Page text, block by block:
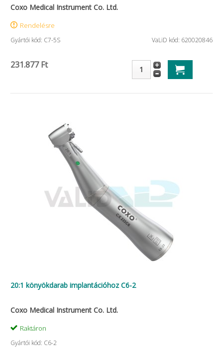
Coxo Medical Instrument Co. Ltd.
Rendelésre
Gyártói kód: C7-5S VaLiD kód: 620020846
231.877 Ft
20:1 könyökdarab implantációhoz C6-2
Coxo Medical Instrument Co. Ltd.
Raktáron
Gyártói kód: C6-2